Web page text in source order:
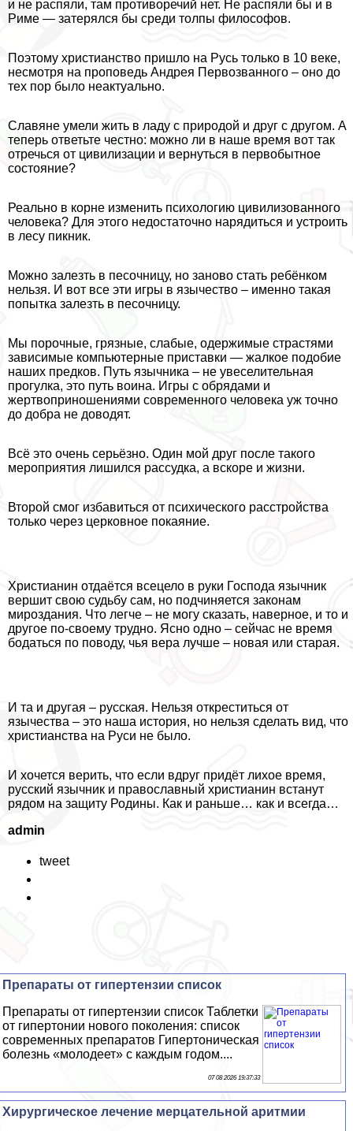
и не распяли, там противоречий нет. Не распяли бы и в
Риме — затерялся бы среди толпы философов.
Поэтому христианство пришло на Русь только в 10 веке,
несмотря на проповедь Андрея Первозванного – оно до
тех пор было неактуально.
Славяне умели жить в ладу с природой и друг с другом. А
теперь ответьте честно: можно ли в наше время вот так
отречься от цивилизации и вернуться в первобытное
состояние?
Реально в корне изменить психологию цивилизованного
человека? Для этого недостаточно нарядиться и устроить
в лесу пикник.
Можно залезть в песочницу, но заново стать ребёнком
нельзя. И вот все эти игры в язычество – именно такая
попытка залезть в песочницу.
Мы порочные, грязные, слабые, одержимые страстями
зависимые компьютерные приставки — жалкое подобие
наших предков. Путь язычника – не увеселительная
прогулка, это путь воина. Игры с обрядами и
жертвоприношениями современного человека уж точно
до добра не доводят.
Всё это очень серьёзно. Один мой друг после такого
мероприятия лишился рассудка, а вскоре и жизни.
Второй смог избавиться от психического расстройства
только через церковное покаяние.
Христианин отдаётся всецело в руки Господа язычник
вершит свою судьбу сам, но подчиняется законам
мироздания. Что легче – не могу сказать, наверное, и то и
другое по-своему трудно. Ясно одно – сейчас не время
бодаться по поводу, чья вера лучше – новая или старая.
И та и другая – русская. Нельзя откреститься от
язычества – это наша история, но нельзя сделать вид, что
христианства на Руси не было.
И хочется верить, что если вдруг придёт лихое время,
русский язычник и православный христианин встанут
рядом на защиту Родины. Как и раньше… как и всегда…
admin
tweet
Препараты от гипертензии список
Препараты от гипертензии список Таблетки
от гипертонии нового поколения: список
современных препаратов Гипертоническая
болезнь «молодеет» с каждым годом....
07 08 2026 19:37:33
Хирургическое лечение мерцательной аритмии